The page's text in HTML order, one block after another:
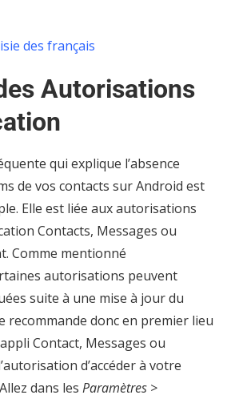
des français
Autorisations
qui explique l’absence
de vos contacts sur Android est
Elle est liée aux autorisations
Contacts, Messages ou
Comme mentionné
autorisations peuvent
suite à une mise à jour du
recommande donc en premier lieu
Contact, Messages ou
d’accéder à votre
dans les Paramètres >